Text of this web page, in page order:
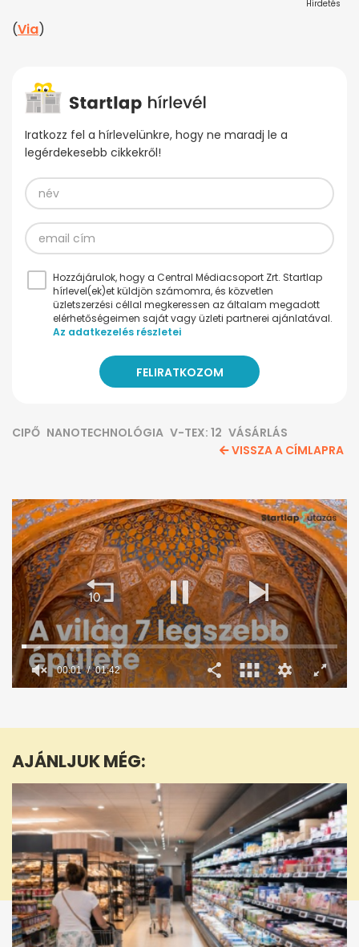
Hirdetés
(Via)
Iratkozz fel a hírlevelünkre, hogy ne maradj le a
legérdekesebb cikkekről!
Hozzájárulok, hogy a Central Médiacsoport Zrt. Startlap
hírlevel(ek)et küldjön számomra, és közvetlen
üzletszerzési céllal megkeressen az általam megadott
elérhetőségeimen saját vagy üzleti partnerei ajánlatával.
Az adatkezelés részletei
CIPŐ NANOTECHNOLÓGIA V-TEX: 12 VÁSÁRLÁS
VISSZA A CÍMLAPRA
1
42
seconds
00:02 01:42
AJÁNLJUK MÉG: